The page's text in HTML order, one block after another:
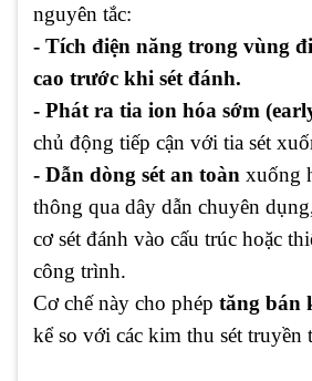
nguyên tắc:
- Tích điện năng trong vùng
cao trước khi sét đánh.
- Phát ra tia ion hóa sớm
chủ động tiếp cận với tia sét
- Dẫn dòng sét an toàn xuống
thông qua dây dẫn chuyên
cơ sét đánh vào cấu trúc hoặc
công trình.
Cơ chế này cho phép tăng bán
kể so với các kim thu sét truyền